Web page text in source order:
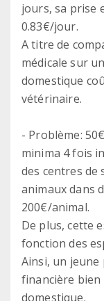
jours, sa prise
0.83€/jour.
A titre de
médicale sur
domestique
vétérinaire.
- Problème:
minima 4 fois
des centres de
animaux dans
200€/animal.
De plus, cette
fonction des
Ainsi, un
financière
domestique.